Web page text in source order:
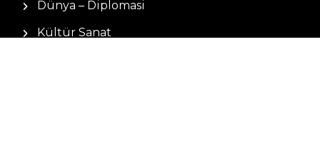
Dünya – Diplomasi
Kültür Sanat